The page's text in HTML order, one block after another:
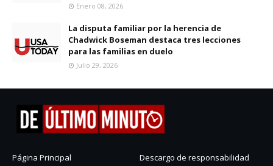
Enero 08, 2026
La disputa familiar por la herencia de
Chadwick Boseman destaca tres lecciones
para las familias en duelo
Julio 29, 2026
Página Principal
Descargo de responsabilidad